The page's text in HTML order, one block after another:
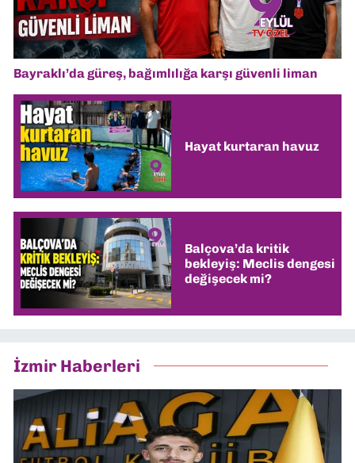
Bayraklı’da güreş, bağımlılığa karşı güvenli liman
Hayat kurtaran havuz
Balçova’da kritik
bekleyiş: Meclis dengesi
değişecek mi?
İzmir Haberleri